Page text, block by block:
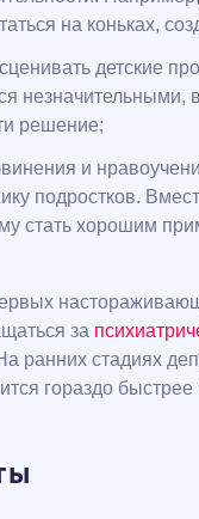
на коньках,
детские
незначительными,
решение;
и
подростков.
стать хорошим
за
ранних стадиях
гораздо